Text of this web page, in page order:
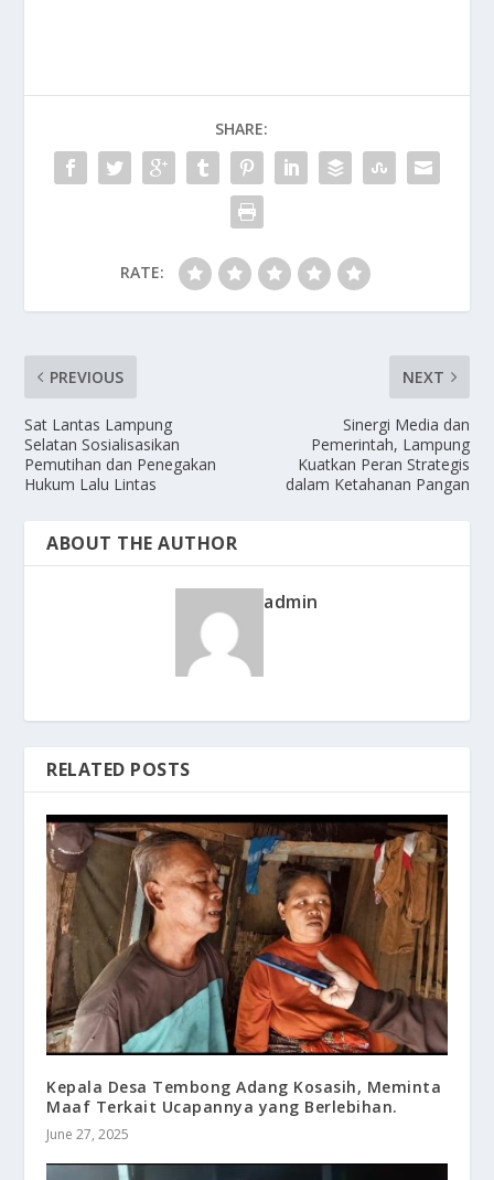
o
o
k
o
n SHARE:
RATE:
PREVIOUS
Sat Lantas Lampung
Selatan Sosialisasikan
Pemutihan dan Penegakan
Hukum Lalu Lintas
NEXT
Sinergi Media dan
Pemerintah, Lampung
Kuatkan Peran Strategis
dalam Ketahanan Pangan
ABOUT THE AUTHOR
admin
RELATED POSTS
Kepala Desa Tembong Adang Kosasih, Meminta
Maaf Terkait Ucapannya yang Berlebihan.
June 27, 2025